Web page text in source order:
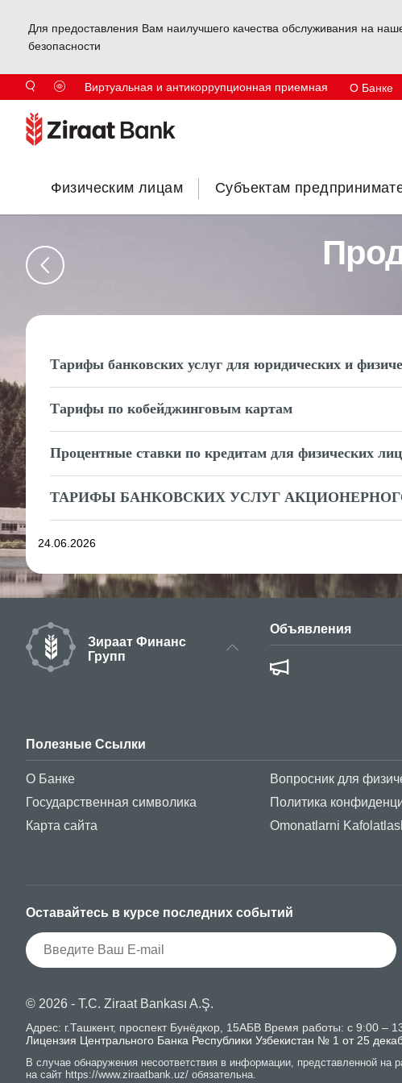
Для предоставления Вам наилучшего качества обслуживания на
безопасности
Виртуальная и антикоррупционная приемная О Банке
Физическим лицам Субъектам
Тарифы банковских услуг для юридических и
Тарифы по кобейджинговым картам
Процентные ставки по кредитам для физических лиц
ТАРИФЫ БАНКОВСКИХ УСЛУГ АКЦИОНЕРНОГО
24.06.2026
Зираат Финанс
Групп
Объявления
Институт
Полезные Ссылки
О Банке Вопросник для
Государственная символика
Политика
Карта сайта
Omonatlarni
Оставайтесь в курсе последних событий
© 2026 - T.C. Ziraat Bankası A.Ş.
Адрес: г.Ташкент, проспект Бунёдкор, 15АБВ Время работы: с 9:00 –
Лицензия Центрального Банка Республики Узбекистан № 1 от 25
В случае обнаружения несоответствия в информации, представленной на
на сайт https://www.ziraatbank.uz/ обязательна.